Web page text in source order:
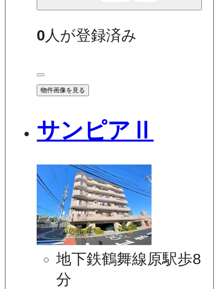
0人が登録済み
物件画像を見る
サンピアⅡ
地下鉄鶴舞線原駅歩8
分